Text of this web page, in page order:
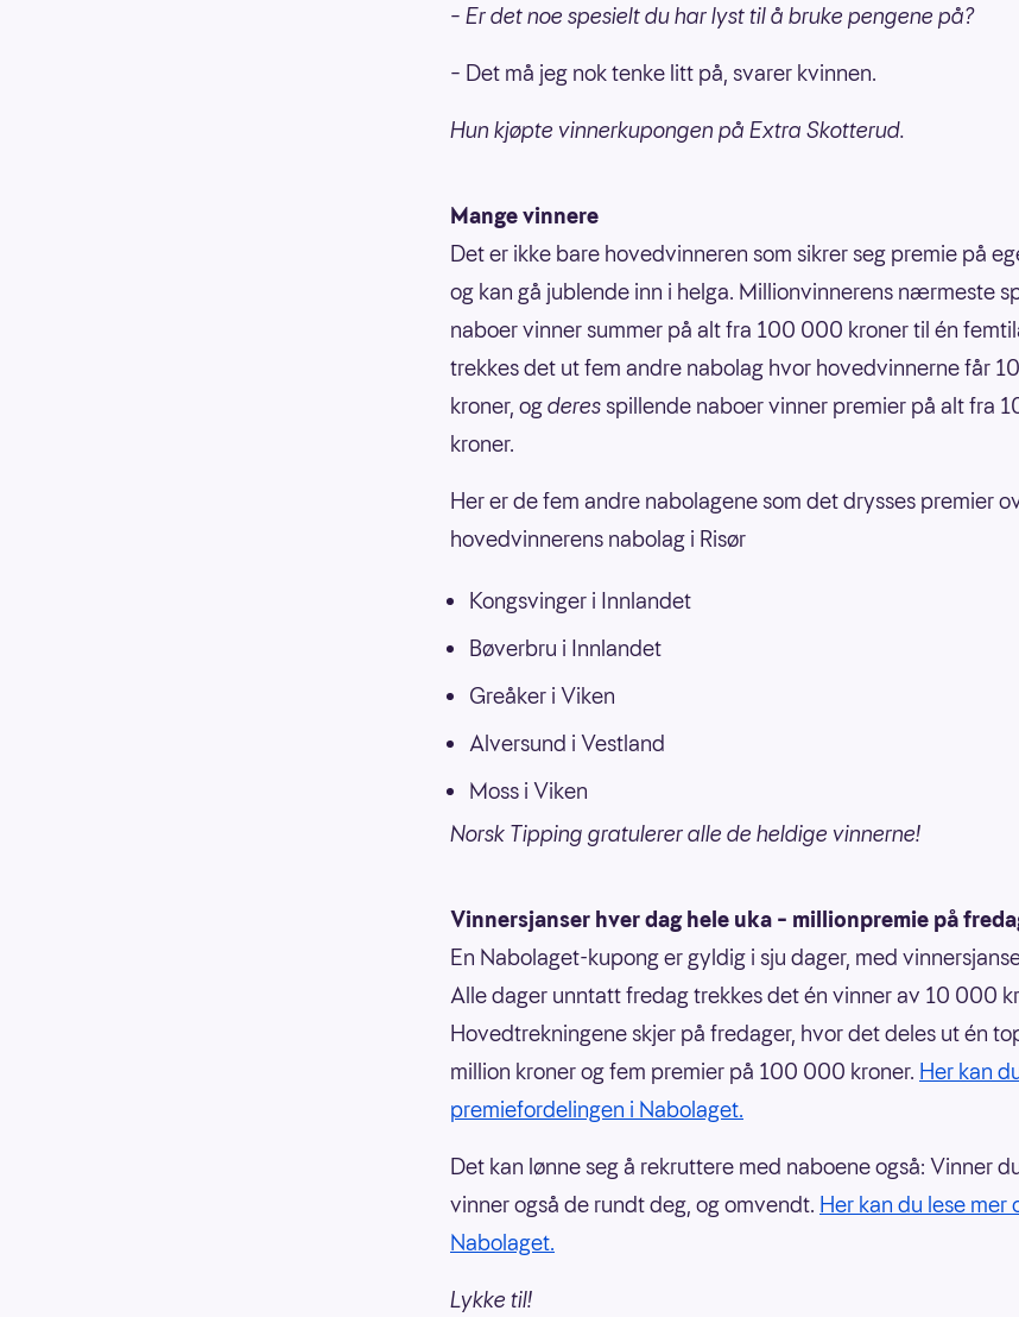
– Er det noe spesielt du har lyst til å bruke pengene på?
– Det må jeg nok tenke litt på, svarer kvinnen.
Hun kjøpte vinnerkupongen på Extra Skotterud.
Mange vinnere
Det er ikke bare hovedvinneren som sikrer seg premie på
og kan gå jublende inn i helga. Millionvinnerens nærmeste
naboer vinner summer på alt fra 100 000 kroner til én
trekkes det ut fem andre nabolag hvor hovedvinnerne får
kroner, ogderes spillende naboer vinner premier på alt fra
kroner.
Her er de fem andre nabolagene som det drysses premier
hovedvinnerens nabolag i Risør
Kongsvinger i Innlandet
Bøverbru i Innlandet
Greåker i Viken
Alversund i Vestland
Moss i Viken
Norsk Tipping gratulerer alle de heldige vinnerne!
Vinnersjanser hver dag hele uka – millionpremie på
En Nabolaget-kupong er gyldig i sju dager, med
Alle dager unntatt fredag trekkes det én vinner av 10 000
Hovedtrekningene skjer på fredager, hvor det deles ut én
million kroner og fem premier på 100 000 kroner. Her kan
premiefordelingen i Nabolaget.
Det kan lønne seg å rekruttere med naboene også: Vinner
vinner også de rundt deg, og omvendt. Her kan du lese mer
Nabolaget.
Lykke til!